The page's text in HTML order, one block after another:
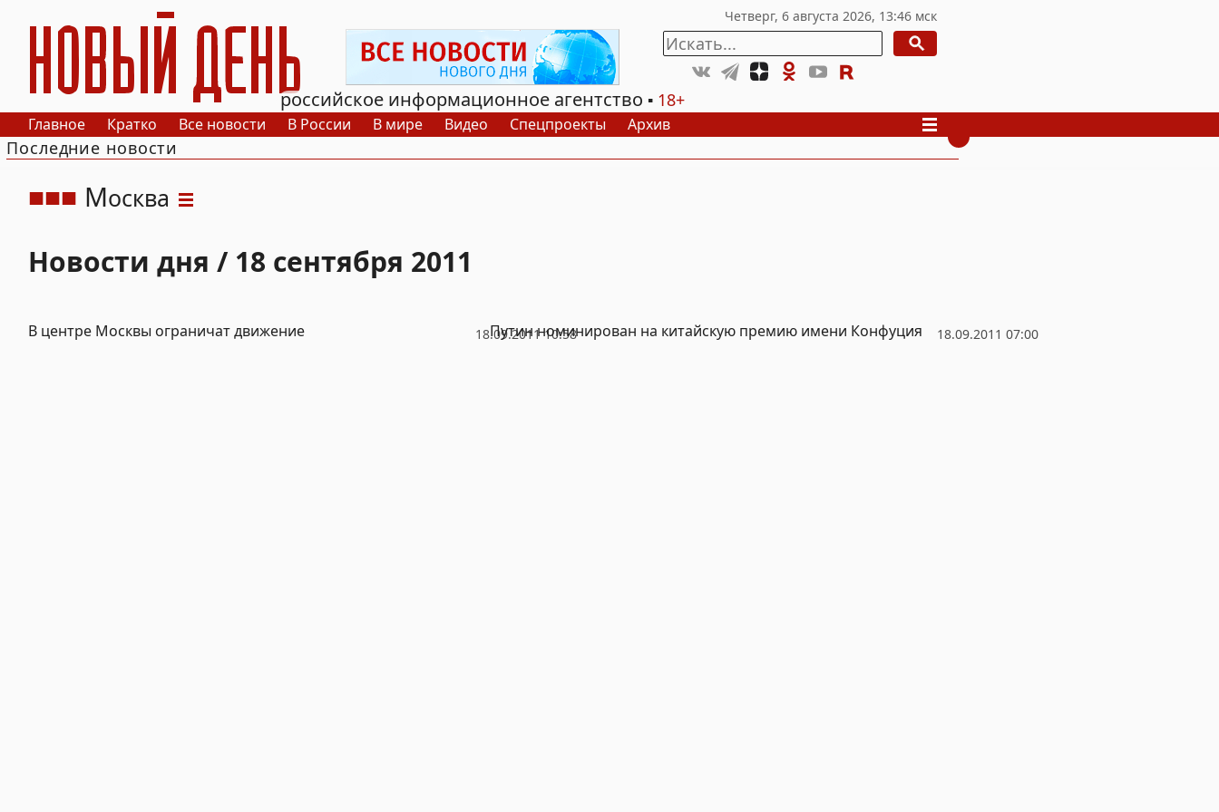
РИА Новый День
российское информационное агентство
18+
Главное Кратко Все новости В России В мире Видео Спецпроекты Архив
Последние новости
Москва
Новости дня / 18 сентября 2011
18.09.2011 10:58
В центре Москвы ограничат движение 18.09.2011 07:00
Путин номинирован на китайскую премию имени Конфуция